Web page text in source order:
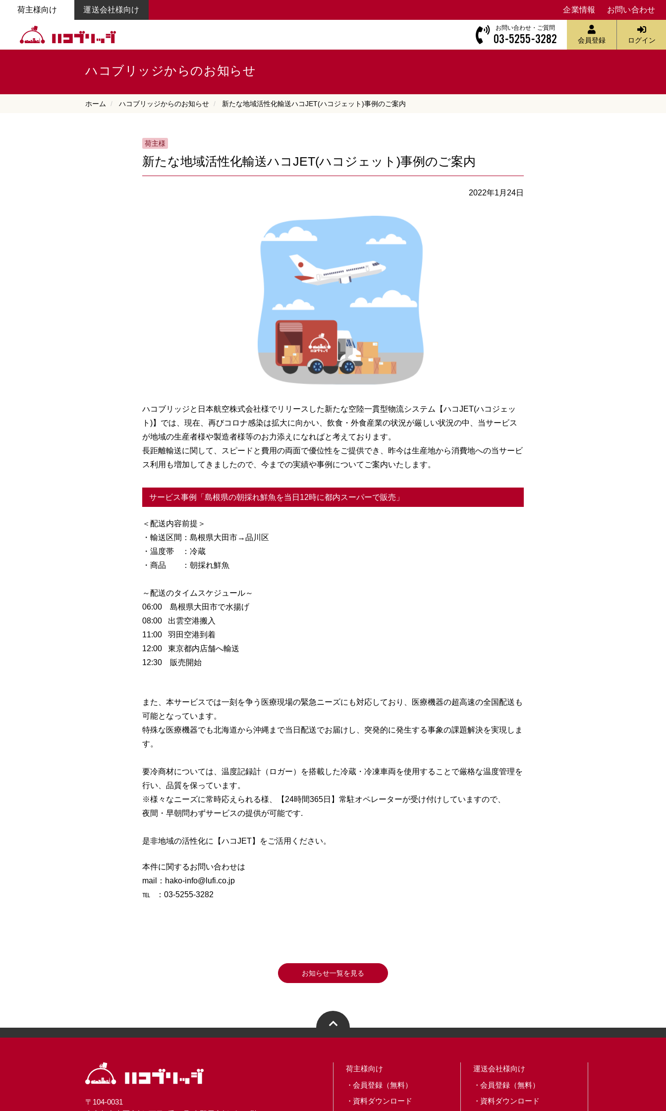
荷主様向け 運送会社様向け 企業情報 お問い合わせ
お問い合わせ・ご質問
03-5255-3282 会員登録 ログイン
ハコブリッジからのお知らせ
ホーム ハコブリッジからのお知らせ 新たな地域活性化輸送ハコJET(ハコジェット)事例のご案内
荷主様
新たな地域活性化輸送ハコJET(ハコジェット)事例のご案内
2022年1月24日
ハコブリッジと日本航空株式会社様でリリースした新たな空陸一貫型物流システム【ハコJET(ハコジェッ
ト)】では、現在、再びコロナ感染は拡大に向かい、飲食・外食産業の状況が厳しい状況の中、当サービス
が地域の生産者様や製造者様等のお力添えになればと考えております。
長距離輸送に関して、スピードと費用の両面で優位性をご提供でき、昨今は生産地から消費地への当サービ
ス利用も増加してきましたので、今までの実績や事例についてご案内いたします。
サービス事例「島根県の朝採れ鮮魚を当日12時に都内スーパーで販売」
＜配送内容前提＞
・輸送区間：島根県大田市→品川区
・温度帯 ：冷蔵
・商品 ：朝採れ鮮魚
～配送のタイムスケジュール～
06:00 島根県大田市で水揚げ
08:00 出雲空港搬入
11:00 羽田空港到着
12:00 東京都内店舗へ輸送
12:30 販売開始
また、本サービスでは一刻を争う医療現場の緊急ニーズにも対応しており、医療機器の超高速の全国配送も
可能となっています。
特殊な医療機器でも北海道から沖縄まで当日配送でお届けし、突発的に発生する事象の課題解決を実現しま
す。
要冷商材については、温度記録計（ロガー）を搭載した冷蔵・冷凍車両を使用することで厳格な温度管理を
行い、品質を保っています。
※様々なニーズに常時応えられる様、【24時間365日】常駐オペレーターが受け付けしていますので、
夜間・早朝問わずサービスの提供が可能です.
是非地域の活性化に【ハコJET】をご活用ください。
本件に関するお問い合わせは
mail：hako-info@lufi.co.jp
℡ ：03-5255-3282
お知らせ一覧を見る
〒104-0031
荷主様向け
会員登録（無料）
資料ダウンロード
運送会社様向け
会員登録（無料）
資料ダウンロード